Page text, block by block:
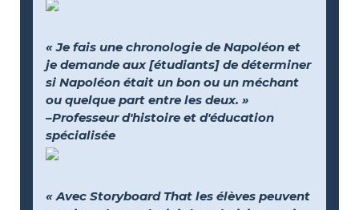
« Je fais une chronologie de Napoléon et
je demande aux [étudiants] de déterminer
si Napoléon était un bon ou un méchant
ou quelque part entre les deux. »
–Professeur d'histoire et d'éducation
spécialisée
« Avec Storyboard That les élèves peuvent